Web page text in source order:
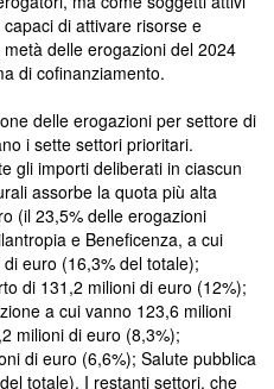
di attivare risorse e
delle erogazioni del 2024
di cofinanziamento.
delle erogazioni per settore di
i sette settori prioritari.
gli importi deliberati in ciascun
assorbe la quota più alta
(il 23,5% delle erogazioni
e Beneficenza, a cui
euro (16,3% del totale);
di 131,2 milioni di euro (12%);
a cui vanno 123,6 milioni
milioni di euro (8,3%);
di euro (6,6%); Salute pubblica
totale). I restanti settori, che